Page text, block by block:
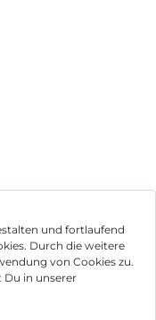
und fortlaufend
Durch die weitere
von Cookies zu.
Du in unserer